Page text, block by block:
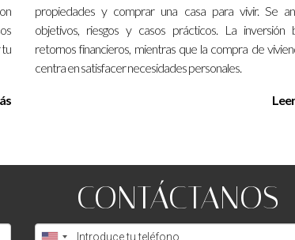
sin embargo, muchos optan por servicios
huéspedes, elevando la ocupación y
CON EL EXPERTO
superiores a la renta tradicional si se ubica
para quienes desean diversificar sus
tu
propiedades y comprar una casa para vivir. Se
objetivos, riesgos y casos prácticos. La inversión
retornos financieros, mientras que la compra de
centra en satisfacer necesidades personales.
CONTÁCTANOS